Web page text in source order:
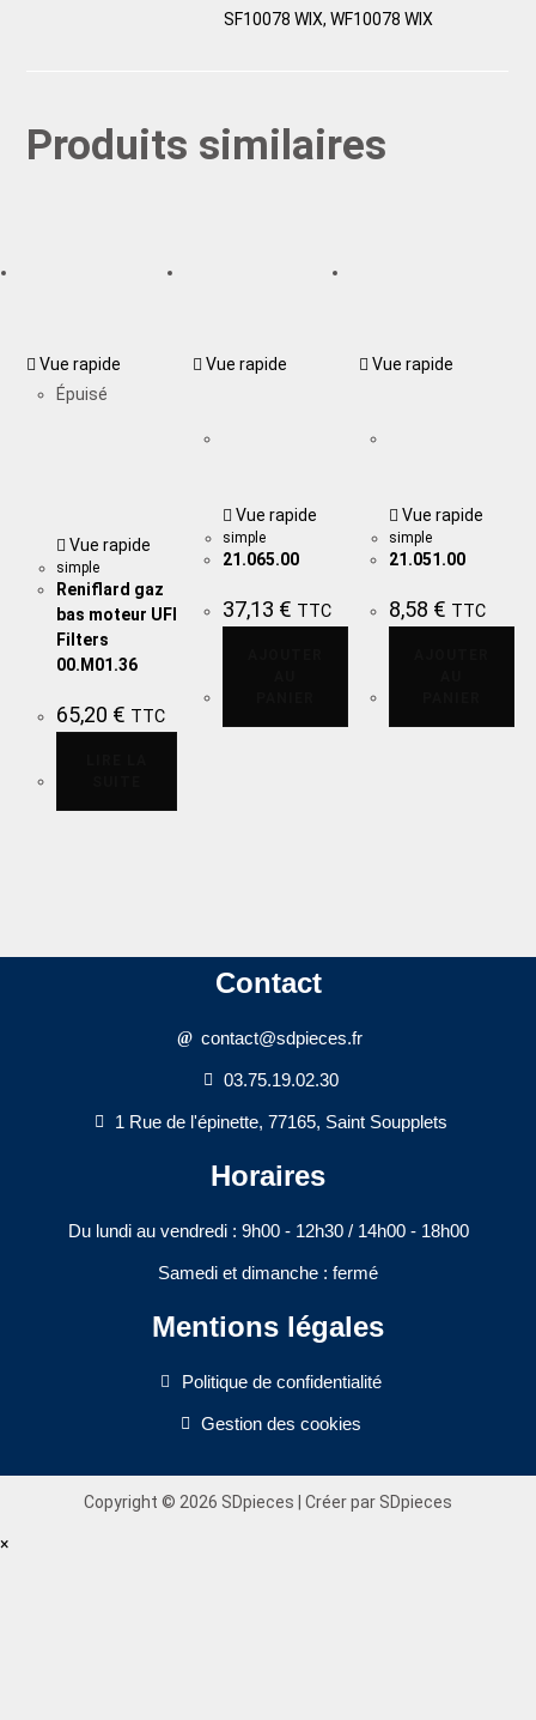
SF10078 WIX, WF10078 WIX
Produits similaires
Vue rapide
Épuisé
Vue rapide
simple
Reniflard gaz
bas moteur UFI
Filters
00.M01.36
65,20 € TTC
Vue rapide
Vue rapide
simple
21.065.00
37,13 € TTC
Vue rapide
Vue rapide
simple
21.051.00
8,58 € TTC
Contact
contact@sdpieces.fr
03.75.19.02.30
1 Rue de l'épinette, 77165, Saint Soupplets
Horaires
Du lundi au vendredi : 9h00 - 12h30 / 14h00 - 18h00​
Samedi et dimanche : fermé
Mentions légales
Politique de confidentialité
Gestion des cookies
Copyright © 2026 SDpieces | Créer par SDpieces
×